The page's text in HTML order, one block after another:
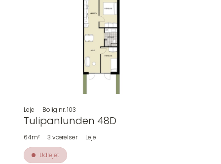
Leje Bolig nr. 103
Tulipanlunden 48D
64m² 3 værelser Leje
Udlejet